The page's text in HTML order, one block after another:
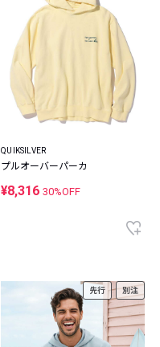
QUIKSILVER
プルオーバーパーカ
¥8,31630%OFF
先行 別注